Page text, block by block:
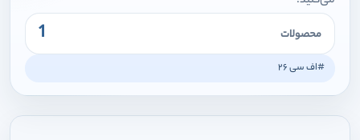
محصولات 1
#اف سی ۲۶